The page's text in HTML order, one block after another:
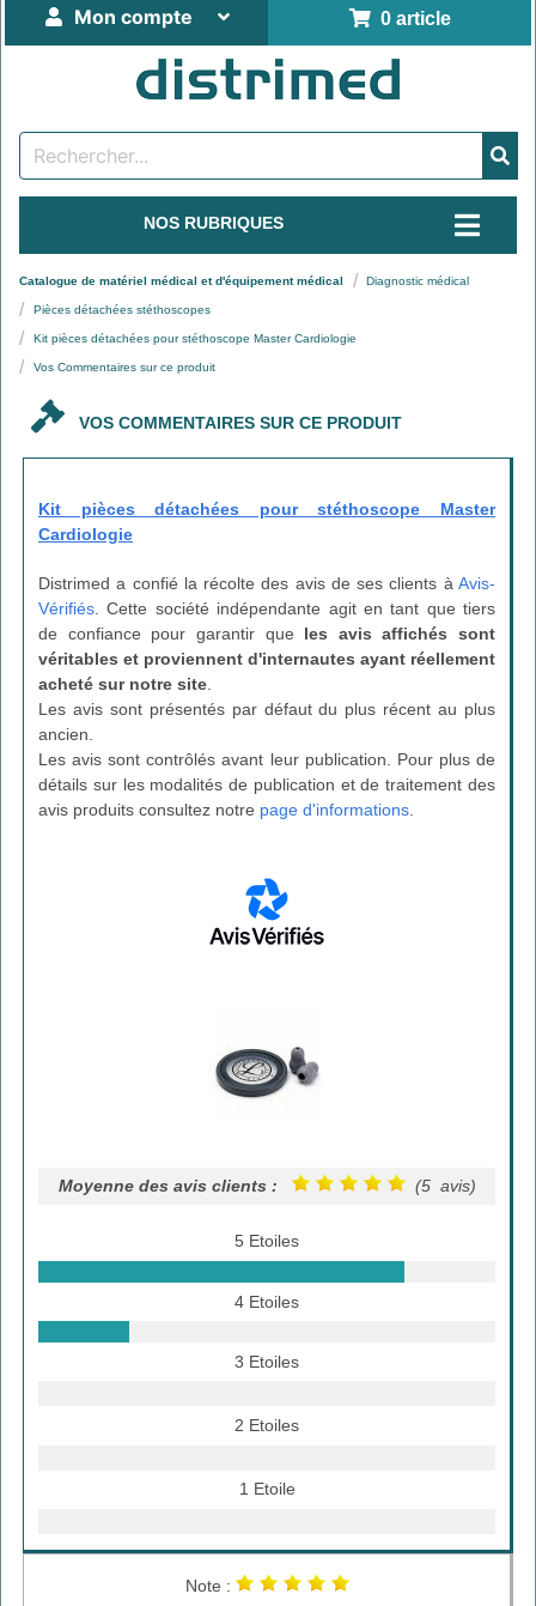
0 article
Mon compte
NOS RUBRIQUES
Catalogue de matériel médical et d'équipement médical Diagnostic médical
Pièces détachées stéthoscopes
Kit pièces détachées pour stéthoscope Master Cardiologie
Vos Commentaires sur ce produit
VOS COMMENTAIRES SUR CE PRODUIT
Kit pièces détachées pour stéthoscope Master
Cardiologie
Distrimed a confié la récolte des avis de ses clients à Avis-
Vérifiés . Cette société indépendante agit en tant que tiers
de confiance pour garantir que les avis affichés sont
véritables et proviennent d'internautes ayant réellement
acheté sur notre site
Les avis sont présentés par défaut du plus récent au plus
ancien.
Les avis sont contrôlés avant leur publication. Pour plus de
détails sur les modalités de publication et de traitement des
avis produits consultez notre page d'informations
Moyenne des avis clients : (5 avis)
5 Etoiles
4 Etoiles
3 Etoiles
2 Etoiles
1 Etoile
Note :